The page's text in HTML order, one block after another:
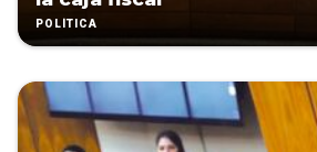
POLÍTICA